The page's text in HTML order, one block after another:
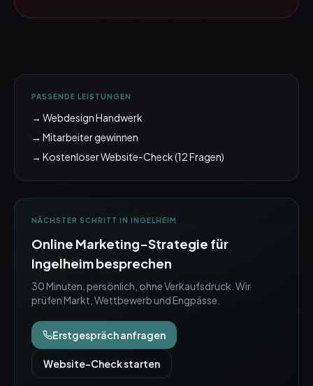
PASSENDE LEISTUNGEN
→ Webdesign Handwerk
→ Mitarbeiter gewinnen
→ Kostenloser Website-Check (12 Fragen)
NÄCHSTER SCHRITT IN INGELHEIM
Online Marketing-Strategie für
Ingelheimbesprechen
30 Minuten, persönlich, ohne Verkaufsdruck. Wir
prüfen Markt, Wettbewerb und Engpässe.
Erstgespräch anfragen
Website-Check starten